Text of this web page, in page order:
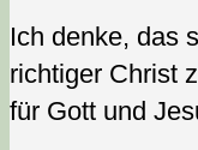
Ich denke, das
richtiger Christ
für Gott und